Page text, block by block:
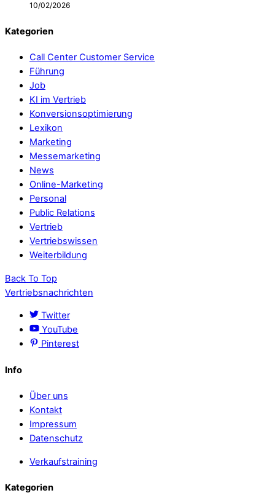
10/02/2026
Kategorien
Call Center Customer Service
Führung
Job
KI im Vertrieb
Konversionsoptimierung
Lexikon
Marketing
Messemarketing
News
Online-Marketing
Personal
Public Relations
Vertrieb
Vertriebswissen
Weiterbildung
Back To Top
Vertriebsnachrichten
Twitter
YouTube
Pinterest
Info
Über uns
Kontakt
Impressum
Datenschutz
Verkaufstraining
Kategorien